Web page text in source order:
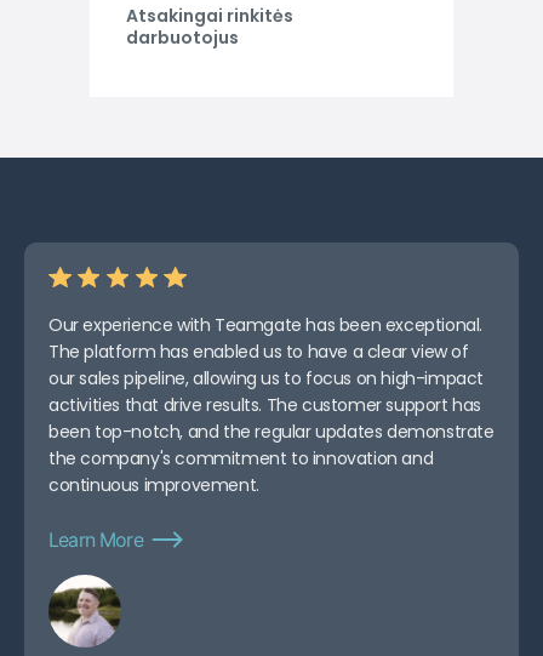
Atsakingai rinkitės
darbuotojus
Our experience with Teamgate has been exceptional.
The platform has enabled us to have a clear view of
our sales pipeline, allowing us to focus on high-impact
activities that drive results. The customer support has
been top-notch, and the regular updates demonstrate
the company's commitment to innovation and
continuous improvement.
Learn More